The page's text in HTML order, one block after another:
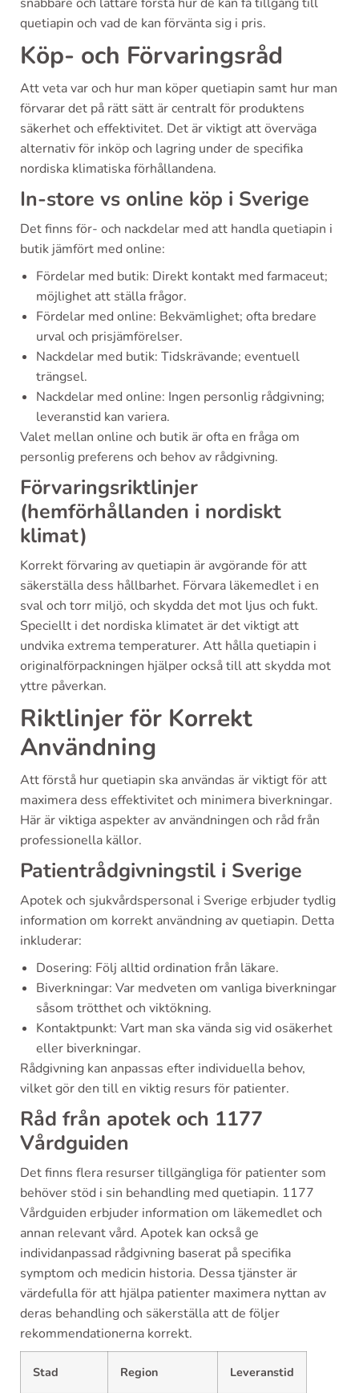
quetiapin och vad de kan förvänta sig i pris.
Köp- och Förvaringsråd
Att veta var och hur man köper quetiapin samt hur man
förvarar det på rätt sätt är centralt för produktens
säkerhet och effektivitet. Det är viktigt att överväga
alternativ för inköp och lagring under de specifika
nordiska klimatiska förhållandena.
In-store vs online köp i Sverige
Det finns för- och nackdelar med att handla quetiapin i
butik jämfört med online:
Fördelar med butik: Direkt kontakt med farmaceut;
möjlighet att ställa frågor.
Fördelar med online: Bekvämlighet; ofta bredare
urval och prisjämförelser.
Nackdelar med butik: Tidskrävande; eventuell
trängsel.
Nackdelar med online: Ingen personlig rådgivning;
leveranstid kan variera.
Valet mellan online och butik är ofta en fråga om
personlig preferens och behov av rådgivning.
Förvaringsriktlinjer
(hemförhållanden i nordiskt
klimat)
Korrekt förvaring av quetiapin är avgörande för att
säkerställa dess hållbarhet. Förvara läkemedlet i en
sval och torr miljö, och skydda det mot ljus och fukt.
Speciellt i det nordiska klimatet är det viktigt att
undvika extrema temperaturer. Att hålla quetiapin i
originalförpackningen hjälper också till att skydda mot
yttre påverkan.
Riktlinjer för Korrekt
Användning
Att förstå hur quetiapin ska användas är viktigt för att
maximera dess effektivitet och minimera biverkningar.
Här är viktiga aspekter av användningen och råd från
professionella källor.
Patientrådgivningstil i Sverige
Apotek och sjukvårdspersonal i Sverige erbjuder tydlig
information om korrekt användning av quetiapin. Detta
inkluderar:
Dosering: Följ alltid ordination från läkare.
Biverkningar: Var medveten om vanliga biverkningar
såsom trötthet och viktökning.
Kontaktpunkt: Vart man ska vända sig vid osäkerhet
eller biverkningar.
Rådgivning kan anpassas efter individuella behov,
vilket gör den till en viktig resurs för patienter.
Råd från apotek och 1177
Vårdguiden
Det finns flera resurser tillgängliga för patienter som
behöver stöd i sin behandling med quetiapin. 1177
Vårdguiden erbjuder information om läkemedlet och
annan relevant vård. Apotek kan också ge
individanpassad rådgivning baserat på specifika
symptom och medicin historia. Dessa tjänster är
värdefulla för att hjälpa patienter maximera nyttan av
deras behandling och säkerställa att de följer
rekommendationerna korrekt.
Stad Region Leveranstid